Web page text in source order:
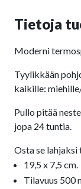
Tietoja
Moderni
Tyylikkään
kaikille:
Pullo pitää
jopa 24 tuntia.
Osta se
19,5 x 7,5 cm.
Tilavuus 500